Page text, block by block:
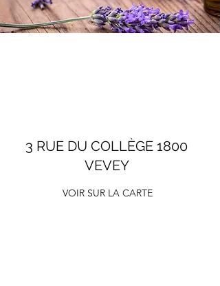
3 RUE DU COLLÈGE 1800
VEVEY
VOIR SUR LA CARTE